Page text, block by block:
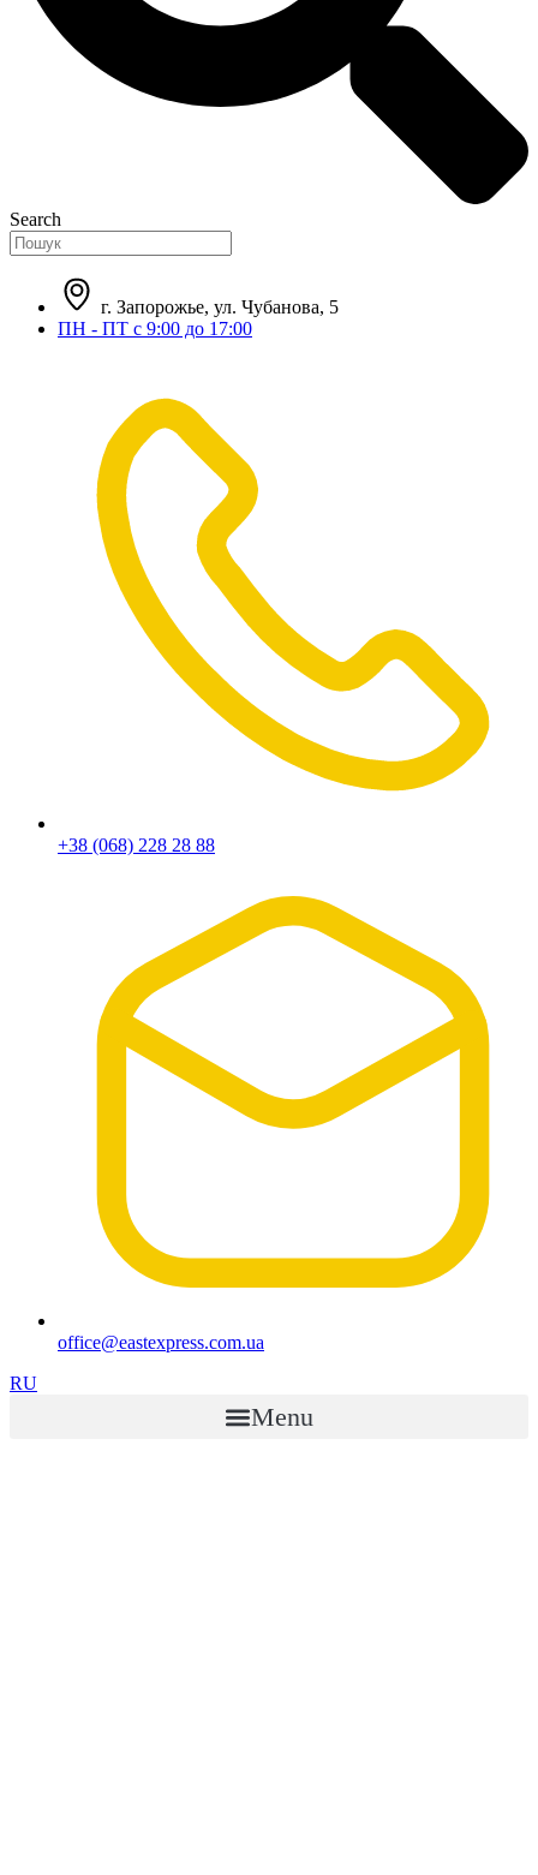
Search
г. Запорожье, ул. Чубанова, 5
ПН - ПТ с 9:00 до 17:00
+38 (068) 228 28 88
office@eastexpress.com.ua
RU
Menu